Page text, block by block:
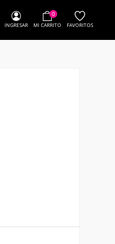
0
MI CARRITO FAVORITOS
INGRESAR